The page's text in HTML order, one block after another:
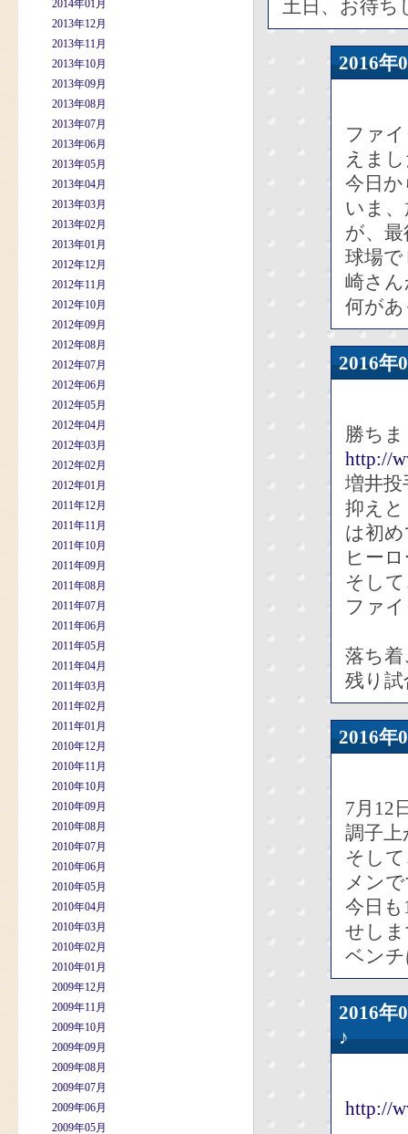
2014年01月
2013年12月
2013年11月
2013年10月
2013年09月
2013年08月
2013年07月
2013年06月
2013年05月
2013年04月
2013年03月
2013年02月
2013年01月
2012年12月
2012年11月
2012年10月
2012年09月
2012年08月
2012年07月
2012年06月
2012年05月
2012年04月
2012年03月
2012年02月
2012年01月
2011年12月
2011年11月
2011年10月
2011年09月
2011年08月
2011年07月
2011年06月
2011年05月
2011年04月
2011年03月
2011年02月
2011年01月
2010年12月
2010年11月
2010年10月
2010年09月
2010年08月
2010年07月
2010年06月
2010年05月
2010年04月
2010年03月
2010年02月
2010年01月
2009年12月
2009年11月
2009年10月
2009年09月
2009年08月
2009年07月
2009年06月
2009年05月
土日、お待ち
2016
ファ
えま
今日
いま
が、
球場
崎さ
何が
2016
勝ち
http://
増井
抑え
は初
ヒー
そし
ファ
落ち
残り
2016
7月12
調子
そし
メン
今日
せし
ベン
2016
♪
http://